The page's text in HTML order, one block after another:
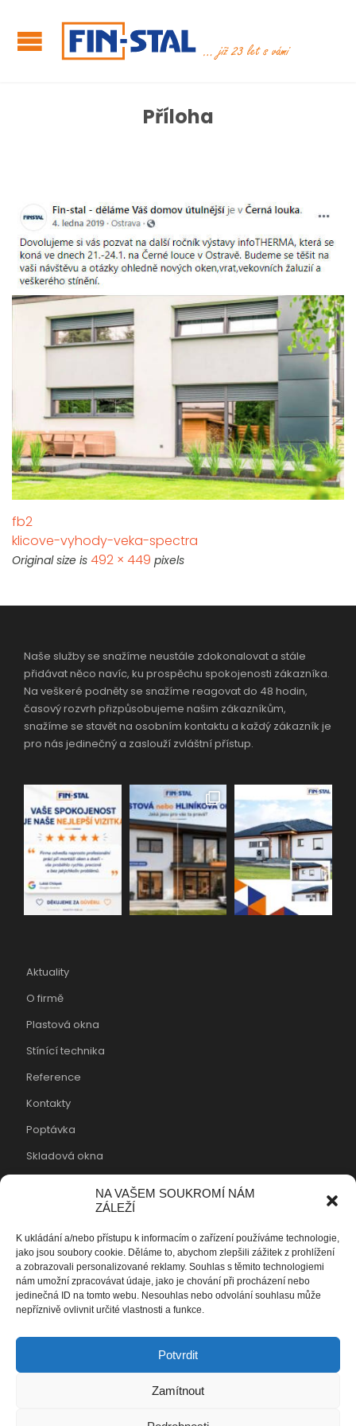
NA VAŠEM SOUKROMÍ NÁM
ZÁLEŽÍ
K ukládání a/nebo přístupu k informacím o zařízení používáme technologie,
jako jsou soubory cookie. Děláme to, abychom zlepšili zážitek z prohlížení
a zobrazovali personalizované reklamy. Souhlas s těmito technologiemi
nám umožní zpracovávat údaje, jako je chování při procházení nebo
jedinečná ID na tomto webu. Nesouhlas nebo odvolání souhlasu může
nepříznivě ovlivnit určité vlastnosti a funkce.
Potvrdit
Zamítnout
Příloha
fb2
klicove-vyhody-veka-spectra
Original size is 492 × 449 pixels
Naše služby se snažíme neustále zdokonalovat a stále
přidávat něco navíc, ku prospěchu spokojenosti zákazníka.
Na veškeré podněty se snažíme reagovat do 48 hodin,
časový rozvrh přizpůsobujeme našim zákazníkům,
snažíme se stavět na osobním kontaktu a každý zákazník je
pro nás jedinečný a zaslouží zvláštní přístup.
Aktuality
O firmě
Plastová okna
Stínící technika
Reference
Kontakty
Poptávka
Skladová okna
Fin-stal s.r.o.
Lučina 6, 739 39 Lučina, Frýdek-Místek
Společnost Fin-stal s.r.o. je zapsána v obchodním rejstříku,
vedený Krajským soudem v Ostravě, oddíl C, vložka 41182.
IČ:268 81 853